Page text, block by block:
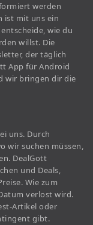
werden
ist mit uns ein
wie du
willst. Die
der täglich
App für Android
wir bringen dir die
uns. Durch
wir suchen müssen,
DealGott
und Deals,
Wie zum
verlost wird.
Artikel oder
gibt.